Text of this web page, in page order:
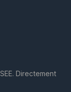
Directement